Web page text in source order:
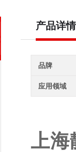
产品详情
品牌
应用领域
上海